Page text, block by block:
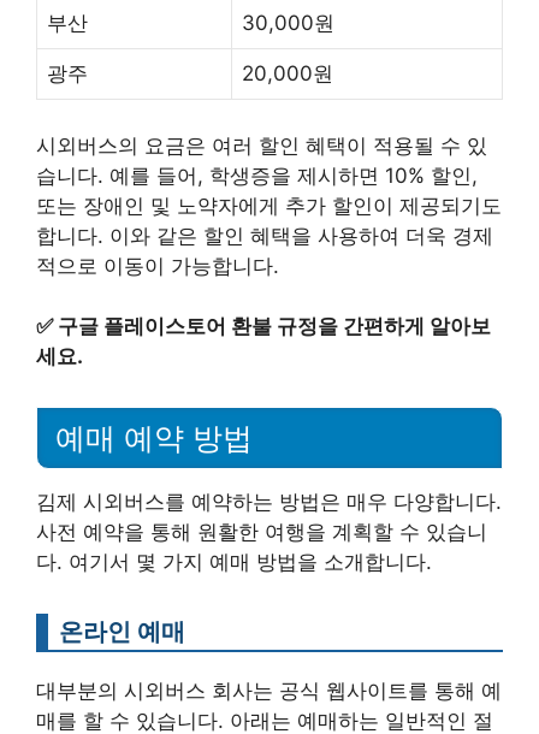
부산 30,000원
광주 20,000원
시외버스의 요금은 여러 할인 혜택이 적용될 수 있
습니다. 예를 들어, 학생증을 제시하면 10% 할인,
또는 장애인 및 노약자에게 추가 할인이 제공되기도
합니다. 이와 같은 할인 혜택을 사용하여 더욱 경제
적으로 이동이 가능합니다.
✅ 구글 플레이스토어 환불 규정을 간편하게 알아보
세요.
예매 예약 방법
김제 시외버스를 예약하는 방법은 매우 다양합니다.
사전 예약을 통해 원활한 여행을 계획할 수 있습니
다. 여기서 몇 가지 예매 방법을 소개합니다.
온라인 예매
대부분의 시외버스 회사는 공식 웹사이트를 통해 예
매를 할 수 있습니다. 아래는 예매하는 일반적인 절